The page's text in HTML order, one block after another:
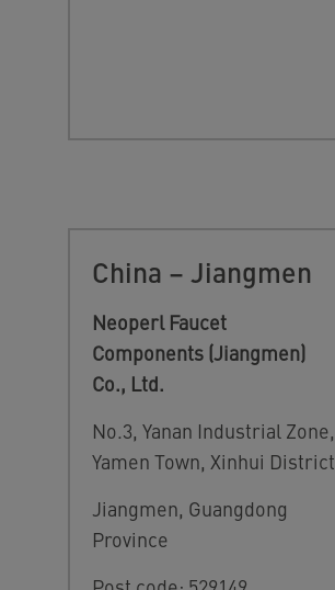
China – Jiangmen
Neoperl Faucet
Components (Jiangmen)
Co., Ltd.
No.3, Yanan Industrial Zone,
Yamen Town, Xinhui District
Jiangmen, Guangdong
Province